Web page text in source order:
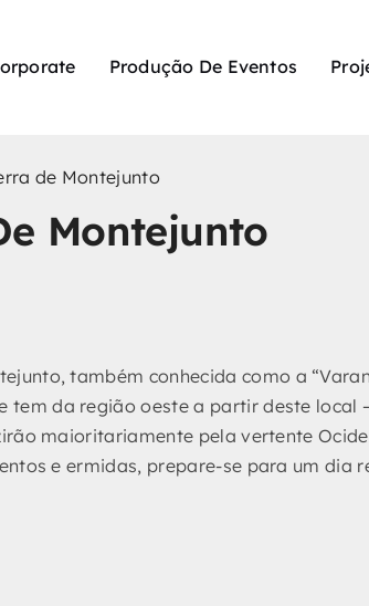
Produção De Eventos
de Montejunto
Montejunto
também conhecida como a
tem da região oeste a partir deste local
maioritariamente pela vertente
e ermidas, prepare-se para um dia